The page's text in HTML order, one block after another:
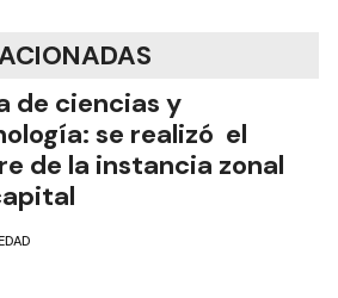
de ciencias y
se realizó el
de la instancia zonal